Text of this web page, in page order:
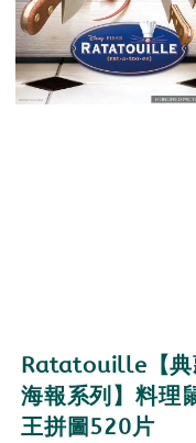
Ratatouille【典
海報系列】料理
王拼圖520片